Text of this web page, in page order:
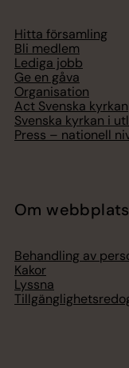
Hitta församling
Bli medlem
Lediga jobb
Ge en gåva
Organisation
Act Svenska kyrkan
Svenska kyrkan i
Press – nationell
Om
Behandling av
Kakor
Lyssna